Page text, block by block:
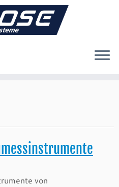
von